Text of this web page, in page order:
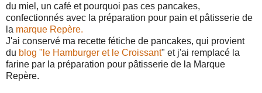
du miel, un café et pourquoi pas ces pancakes,
confectionnés avec la préparation pour pain et pâtisserie de
la marque Repère.
J'ai conservé ma recette fétiche de pancakes, qui provient
du blog "le Hamburger et le Croissant" et j'ai remplacé la
farine par la préparation pour pâtisserie de la Marque
Repère.